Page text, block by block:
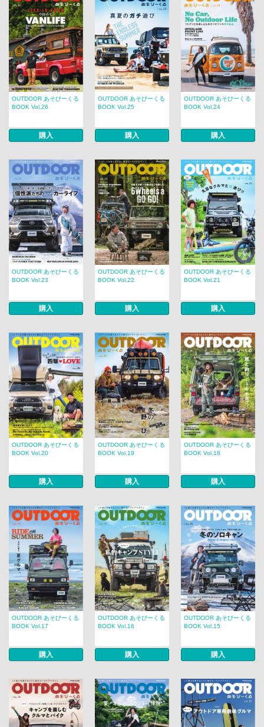
OUTDOOR あそびーくる
BOOK Vol.26
購入
OUTDOOR あそびーくる
BOOK Vol.25
購入
OUTDOOR あそびーくる
BOOK Vol.24
購入
OUTDOOR あそびーくる
BOOK Vol.23
購入
OUTDOOR あそびーくる
BOOK Vol.22
購入
OUTDOOR あそびーくる
BOOK Vol.21
購入
OUTDOOR あそびーくる
BOOK Vol.20
購入
OUTDOOR あそびーくる
BOOK Vol.19
購入
OUTDOOR あそびーくる
BOOK Vol.18
購入
OUTDOOR あそびーくる
BOOK Vol.17
購入
OUTDOOR あそびーくる
BOOK Vol.16
購入
OUTDOOR あそびーくる
BOOK Vol.15
購入